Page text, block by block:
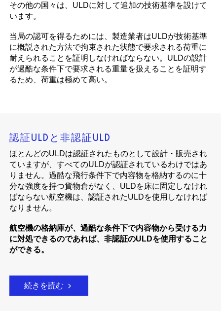
その他の国々は、ULDに対して追加の技術基準を設けて
います。
当局の認可を得るためには、製造業者はULDが技術基準
に概説された方法で拘束された状態で要求される荷重に
耐えられることを証明しなければならない。ULDの設計
が過酷な条件下で要求される重量を扱えることを証明す
るため、荷重は極めて高い。
認証ULDと非認証ULD
ほとんどのULDは認証されたものとして設計・販売され
ていますが、すべてのULDが認証されているわけではあ
りません。過酷な飛行条件下で内容物を格納するのに十
分な強度を持つ貨物倉がなく、ULDを床に固定しなけれ
ばならない航空機は、認証されたULDを使用しなければ
なりません。
航空機の格納庫が、過酷な条件下で内容物から受ける力
に対処できるのであれば、非認証のULDを使用すること
ができる。
続きを読む